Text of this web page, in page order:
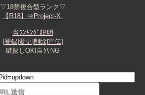
▽18禁複合型ランク▽
【R18】⇒Project-X.
-当ﾗﾝｷﾝｸﾞ説明-
[登録|変更|削除|宣伝]
鍵探しOK!自ｸﾘNG